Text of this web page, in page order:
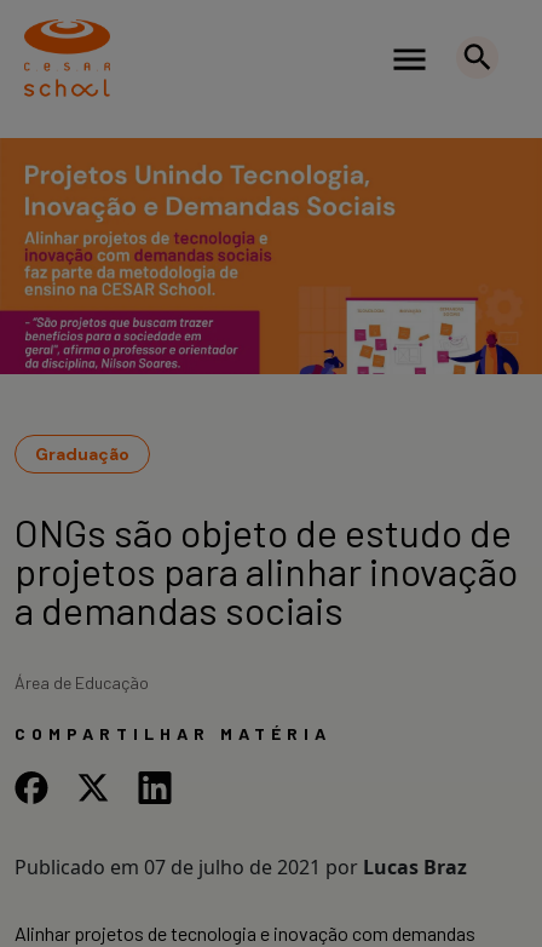
Graduação
ONGs são objeto de estudo de
projetos para alinhar inovação
a demandas sociais
Área de Educação
COMPARTILHAR MATÉRIA
Publicado em 07 de julho de 2021 por Lucas Braz
Alinhar projetos de tecnologia e inovação com demandas